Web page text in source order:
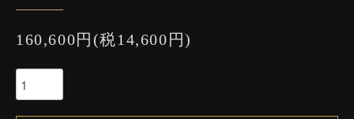
160,600円(税14,600円)